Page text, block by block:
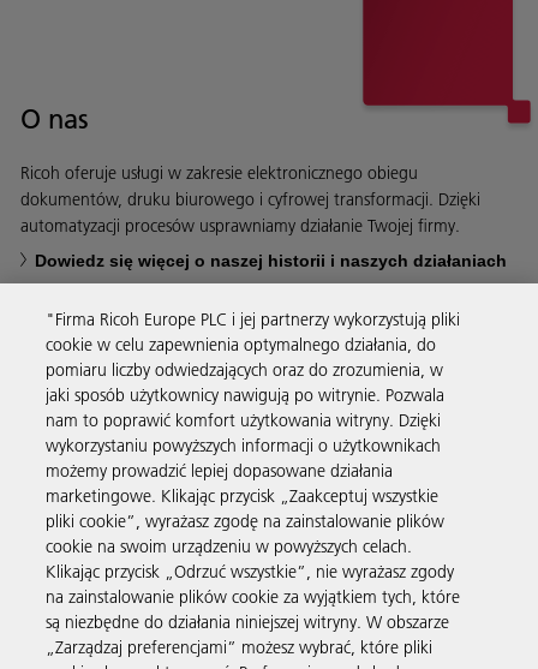
O nas
Ricoh oferuje usługi w zakresie elektronicznego obiegu
dokumentów, druku biurowego i cyfrowej transformacji. Dzięki
automatyzacji procesów usprawniamy działanie Twojej firmy.
Dowiedz się więcej o naszej historii i naszych działaniach
Usługi biznesowe
Produkty i usługi
Wsparcie i kontakt
Materiały dodatkowe
"Firma Ricoh Europe PLC i jej partnerzy wykorzystują pliki
cookie w celu zapewnienia optymalnego działania, do
pomiaru liczby odwiedzających oraz do zrozumienia, w
jaki sposób użytkownicy nawigują po witrynie. Pozwala
nam to poprawić komfort użytkowania witryny. Dzięki
wykorzystaniu powyższych informacji o użytkownikach
możemy prowadzić lepiej dopasowane działania
marketingowe. Klikając przycisk „Zaakceptuj wszystkie
pliki cookie”, wyrażasz zgodę na zainstalowanie plików
cookie na swoim urządzeniu w powyższych celach.
Klikając przycisk „Odrzuć wszystkie”, nie wyrażasz zgody
na zainstalowanie plików cookie za wyjątkiem tych, które
są niezbędne do działania niniejszej witryny. W obszarze
„Zarządzaj preferencjami” możesz wybrać, które pliki